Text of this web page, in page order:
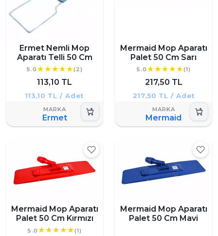
Ermet Nemli Mop
Aparatı Telli 50 Cm
5.0 (2)
113,10 TL
113,10 TL / Adet
Ermet
Mermaid Mop Aparatı
Palet 50 Cm Sarı
5.0 (1)
217,50 TL
217,50 TL / Adet
Mermaid
Mermaid Mop Aparatı
Palet 50 Cm Kırmızı
5.0 (1)
Mermaid Mop Aparatı
Palet 50 Cm Mavi